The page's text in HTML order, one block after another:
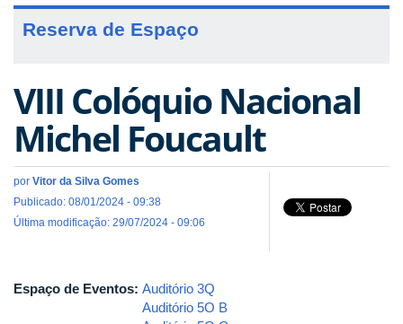
Reserva de Espaço
VIII Colóquio Nacional
Michel Foucault
por Vitor da Silva Gomes
Publicado: 08/01/2024 - 09:38
Última modificação: 29/07/2024 - 09:06
Espaço de Eventos: Auditório 3Q
Auditório 5O B